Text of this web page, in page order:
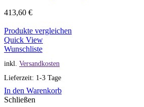
413,60 €
Produkte vergleichen
Quick View
Wunschliste
inkl. Versandkosten
Lieferzeit: 1-3 Tage
In den Warenkorb
Schließen